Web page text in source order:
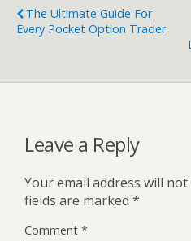
The Ultimate Guide For
Every Pocket Option Trader
Leave a Reply
Your email address will
fields are marked *
Comment *